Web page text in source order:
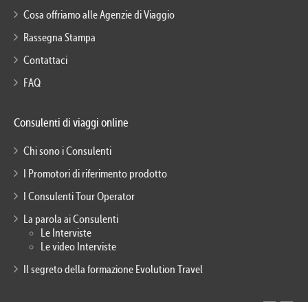
Cosa offriamo alle Agenzie di Viaggio
Rassegna Stampa
Contattaci
FAQ
Consulenti di viaggi online
Chi sono i Consulenti
I Promotori di riferimento prodotto
I Consulenti Tour Operator
La parola ai Consulenti
Le Interviste
Le video Interviste
Il segreto della formazione Evolution Travel